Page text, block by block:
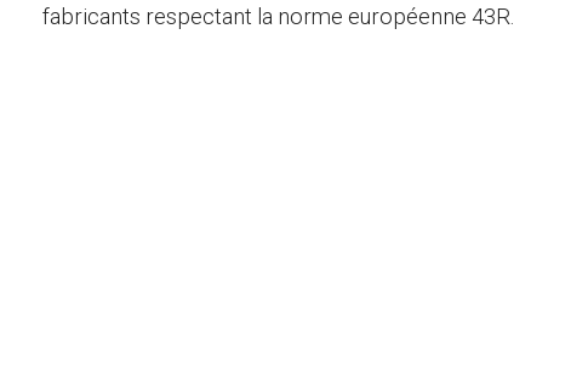
fabricants respectant la norme européenne 43R.